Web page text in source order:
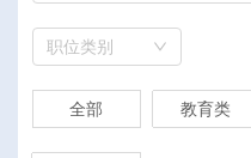
职位类别
全部 教育类